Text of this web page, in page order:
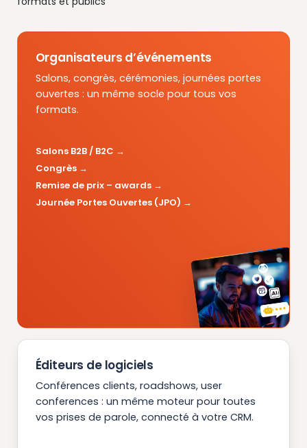
Organisateurs d’événements
Salons, congrès, cérémonies, journées portes
ouvertes : un même socle pour tous vos
formats.
Salons B2B / B2C
Congrès
Remise de prix – awards
Journée Portes Ouvertes (JPO)
Éditeurs de logiciels
Conférences clients, roadshows, user
conferences : un même moteur pour toutes
vos prises de parole, connecté à votre CRM.